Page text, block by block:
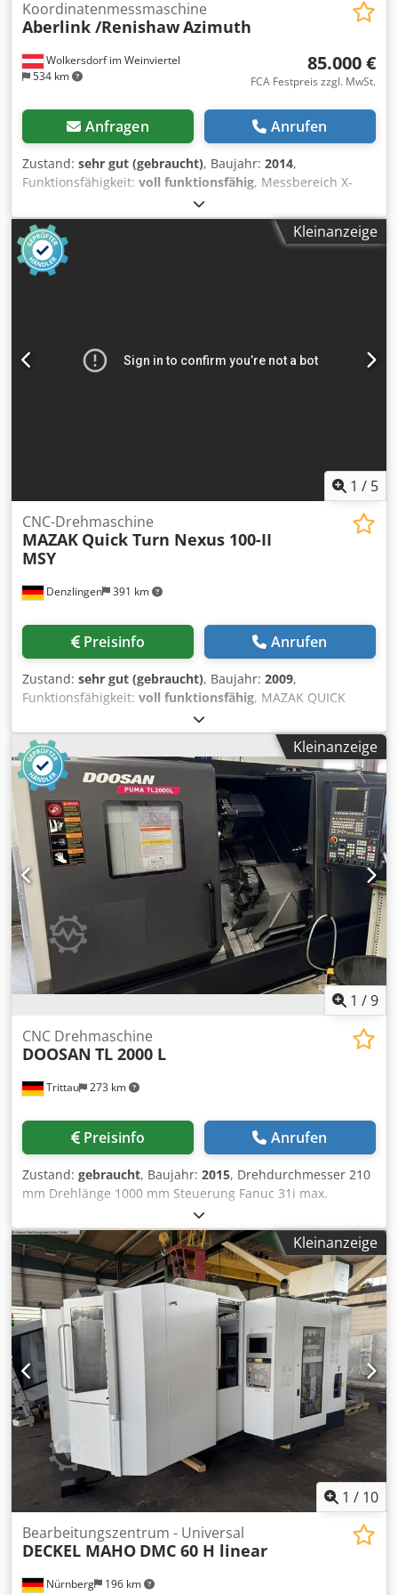
Wolkersdorf im Weinviertel
534 km
Koordinatenmessmaschine
Aberlink /RenishawAzimuth
85.000 €
FCA Festpreis zzgl. MwSt.
Anfragen Anrufen
Zustand: sehr gut (gebraucht), Baujahr: 2014,
Funktionsfähigkeit: voll funktionsfähig, Messbereich X-
, Messbereich Y-Achse:
Messbereich Z-Achse:1.000 mm, Messbereiche X – Achse
1200 mm Y – Achse 2000 mm Z – Achse 1000 mm
Laengenmessunsicherheit ISO 10360 E = [2,6 + 4L/1000]µm
Chsdpfx Aodv I Abohkja CNC Steuerung Renishaw UCC S5
Renishaw (Preis REVO ca. € 80.000,-- neu) Software
Inspect3D Inca V6 neue Lizenz(alle Sprachen)
Kleinanzeige
1 / 5
Denzlingen 391 km
CNC-Drehmaschine
MAZAK Quick Turn Nexus 100-II
MSY
Preisinfo Anrufen
Zustand: sehr gut (gebraucht), Baujahr: 2009,
Funktionsfähigkeit: voll funktionsfähig, MAZAK QUICK
TURN NEXUS 100-II MSY Max. Bearbeitungsdurchmesser:
280 mm Max. Bearbeitungslänge: 400 mm Chsdpfx Ahjy S
A Riskja Max. Fräsdrehzahl: 4.500 U/min Max.
Spindeldrehzahl: 6.000 U/min Max. Stangendurchmesser:
42 mm Maschine ist ausgestattet mit: - CNC-STEUERUNG
Mazatrol Matrix - KITAGAWA Dreibackenfutter B-206 für
Hauptspindel - KITAGAWA Dreibackenfutter B-205 für 2te
Spindel - Tool Eye - C-Achse - Y-Achse - Interface für
Stangenlademagazin - autom. Teilefänger - verstärkte
Kühlmittelpumpe - 8 St. feststehende Werkzeughalter - 2
St. angetriebene Werkzeughalter
Kleinanzeige
1 /9
Trittau 273 km
CNC Drehmaschine
DOOSAN TL 2000 L
Preisinfo Anrufen
Zustand: gebraucht, Baujahr: 2015, Drehdurchmesser 210
mm Drehlänge 1000 mm Steuerung Fanuc 31i max.
Drehzahl 5.000 min/-1 Antriebsleistung - Hauptspindel 15
kW Max. Drehmoment 476 Nm Cjdpfx Ajxq R Evehksha
Stangendurchlass 65 mm x-Achse 250 mm z-Achse 1050
mm x2-Achse 150 mm z2-Achse 1030 mm Spindelstunden
ca. 700 h Zubehör: Lünette, Späneförderer Die Maschine
befindet sich unserer Einschätzung nach in einem sehr
guten gebrauchten Zustand und kann nach
Terminvereinbarung unter Strom besichtigt werden.
Zubehör, abgebildete Werkzeuge und Spannmittel
gehören nur zum Lieferumfang wenn dies in den
Zusatzinformationen vermerkt ist. Aenderungen und
Irrtuemer in den technischen Daten und Angaben sowie
Zwischenverkauf vorbehalten!
Kleinanzeige
1 / 10
Nürnberg 196 km
Bearbeitungszentrum - Universal
DECKEL MAHO DMC 60 H linear